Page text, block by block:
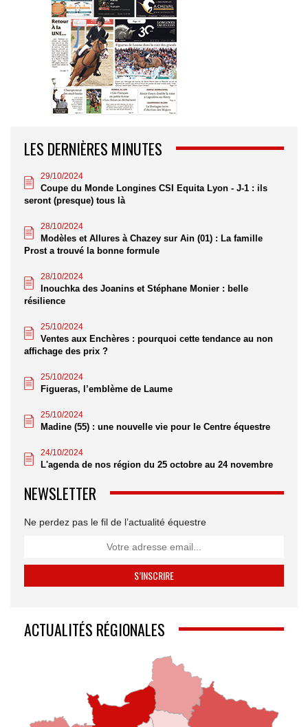
LES DERNIÈRES MINUTES
29/10/2024
Coupe du Monde Longines CSI Equita Lyon - J-1 : ils
seront (presque) tous là
28/10/2024
Modèles et Allures à Chazey sur Ain (01) : La famille
Prost a trouvé la bonne formule
28/10/2024
Inouchka des Joanins et Stéphane Monier : belle
résilience
25/10/2024
Ventes aux Enchères : pourquoi cette tendance au non
affichage des prix ?
25/10/2024
Figueras, l’emblème de Laume
25/10/2024
Madine (55) : une nouvelle vie pour le Centre équestre
24/10/2024
L'agenda de nos région du 25 octobre au 24 novembre
NEWSLETTER
Ne perdez pas le fil de l’actualité équestre
ACTUALITÉS RÉGIONALES